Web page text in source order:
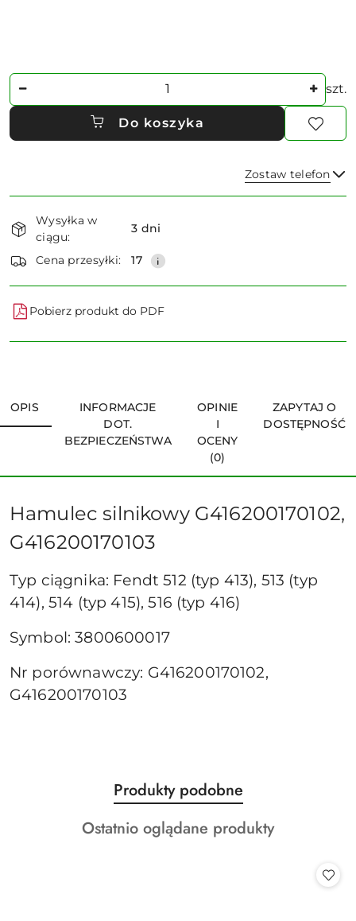
Ilość szt.
Do koszyka
Zostaw telefon
Dostępność
i
dostawa
Wysyłka w
ciągu:
3 dni
Cena przesyłki: 17
Pobierz produkt do PDF
OPIS
INFORMACJE
DOT.
BEZPIECZEŃSTWA
OPINIE
I
OCENY
(0)
ZAPYTAJ O
DOSTĘPNOŚĆ
Hamulec silnikowy G416200170102,
G416200170103
Typ ciągnika: Fendt 512 (typ 413), 513 (typ
414), 514 (typ 415), 516 (typ 416)
Symbol: 3800600017
Nr porównawczy: G416200170102,
G416200170103
Pomiń karuzelę produktów
Produkty
o
statusie:
Produkty podobne
Produkty
Ostatnio oglądane produkty